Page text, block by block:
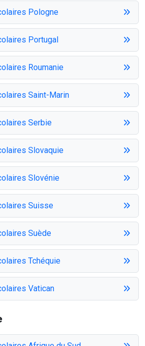
Pologne
Portugal
Roumanie
Saint-Marin
Serbie
Slovaquie
Slovénie
Suisse
Suède
Tchéquie
Vatican